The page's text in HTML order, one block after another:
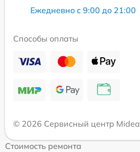
Ежедневно с 9:00 до 21:00
Способы оплаты
© 2026 Сервисный центр Midea
Стоимость ремонта